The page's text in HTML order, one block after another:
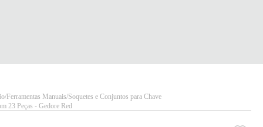
Ferramentas Manuais Soquetes e Conjuntos para Chave
23 Peças - Gedore Red